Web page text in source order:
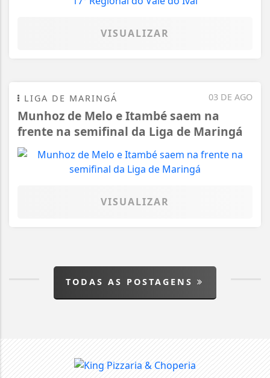
VISUALIZAR
03 DE AGO
LIGA DE MARINGÁ
Munhoz de Melo e Itambé saem na
frente na semifinal da Liga de Maringá
VISUALIZAR
TODAS AS POSTAGENS